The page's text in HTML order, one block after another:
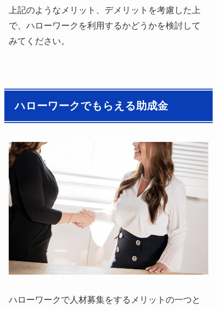
上記のようなメリット、デメリットを考慮した上
で、ハローワークを利用するかどうかを検討して
みてください。
ハローワークでもらえる助成金
ハローワークで人材募集をするメリットの一つと